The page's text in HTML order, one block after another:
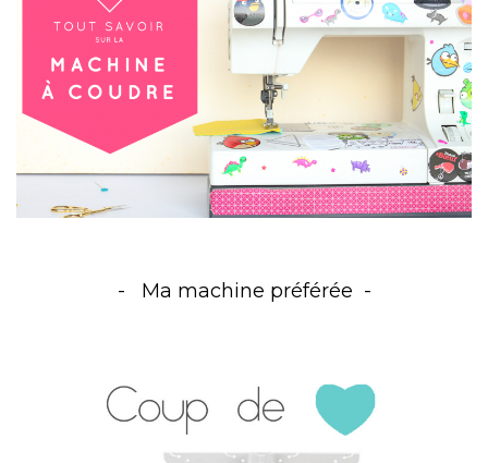
Ma machine préférée